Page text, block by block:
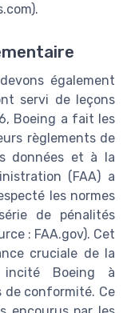
également
servi de leçons
Boeing a fait les
règlements de
données et à la
(FAA) a
les normes
de pénalités
: FAA.gov). Cet
cruciale de la
Boeing à
de conformité. Ce